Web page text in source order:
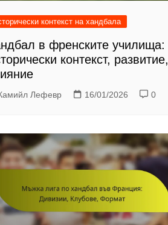
контекст на хандбала
в френските училища:
контекст, развитие,
Лефевр 16/01/2026 0